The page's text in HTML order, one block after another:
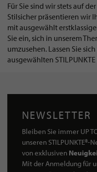
Für Sie sind wir stets auf
Stilsicher präsentieren wir
mit ausgewählt
Sie ein, sich in unserem
umzusehen. Lassen Sie
ausgewählten
NEWSLETTER
Bleiben Sie immer UP
unseren
von exklusiven
Mit der Anmeldung für